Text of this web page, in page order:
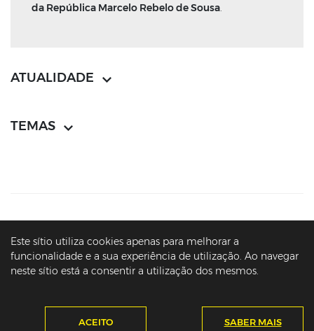
Este sítio utiliza cookies apenas para melhorar a
funcionalidade e a sua experiência de utilização. Ao navegar
neste sítio está a consentir a utilização dos mesmos.
ACEITO SABER MAIS
da República Marcelo Rebelo de Sousa
ATUALIDADE
TEMAS
AVISOS LEGAIS
ACESSIBILIDADE
© PRESIDÊNCIA DA REPÚBLICA PORTUGUESA - ARQUIVO - MARCELO